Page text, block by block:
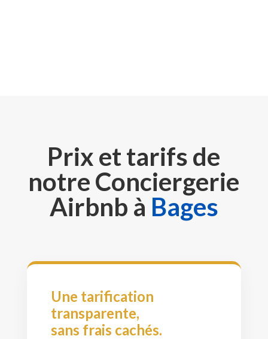
Prix et tarifs de
notre Conciergerie
Airbnb à Bages
Une tarification
transparente,
sans frais cachés.